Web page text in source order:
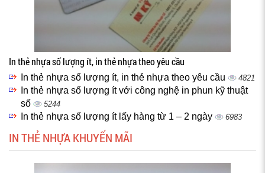
In thẻ nhựa số lượng ít, in thẻ nhựa theo yêu cầu
In thẻ nhựa số lượng ít, in thẻ nhựa theo yêu cầu 4821
In thẻ nhựa số lượng ít với công nghệ in phun kỹ thuật
số
5244
In thẻ nhựa số lượng ít lấy hàng từ 1 – 2 ngày 6983
IN THẺ NHỰA KHUYẾN MÃI